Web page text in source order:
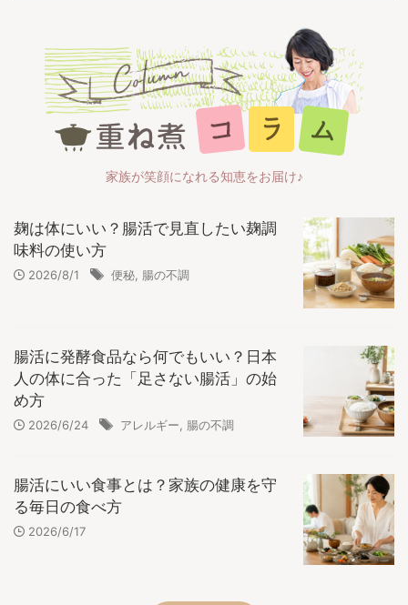
家族が笑顔になれる知恵をお届け♪
麹は体にいい？腸活で見直したい麹調
味料の使い方
2026/8/1 便秘 腸の不調
腸活に発酵食品なら何でもいい？日本
人の体に合った「足さない腸活」の始
め方
2026/6/24 アレルギー 腸の不調
腸活にいい食事とは？家族の健康を守
る毎日の食べ方
2026/6/17